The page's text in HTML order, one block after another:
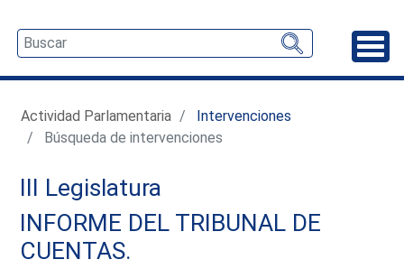
Actividad Parlamentaria
Intervenciones
Búsqueda de intervenciones
III Legislatura
INFORME DEL TRIBUNAL DE
CUENTAS.